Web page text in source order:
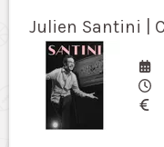
Julien Santini |